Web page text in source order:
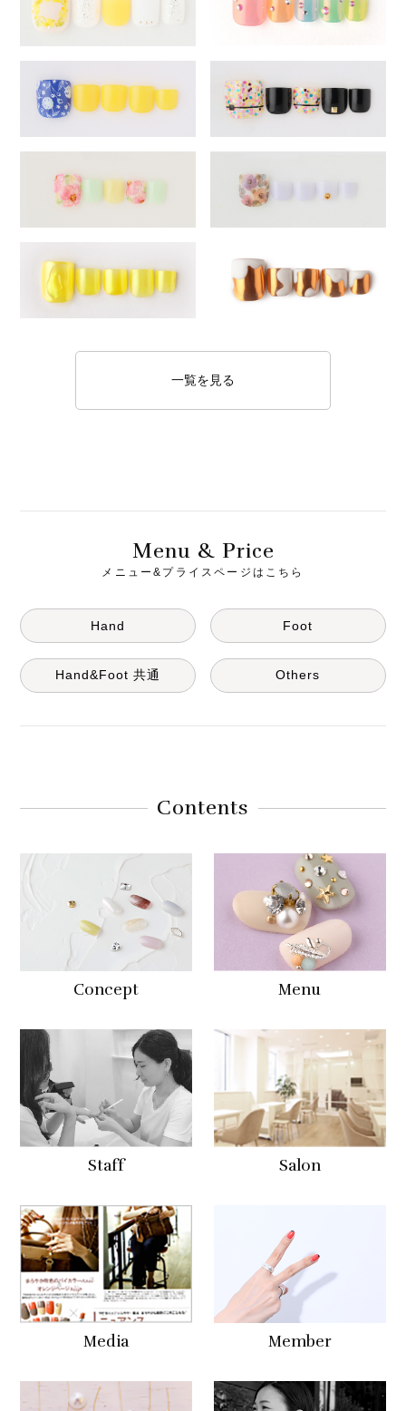
一覧を見る
Menu & Price
メニュー&プライスページはこちら
Hand Foot
Hand&Foot 共通 Others
Contents
Concept Menu
Staff Salon
Media Member